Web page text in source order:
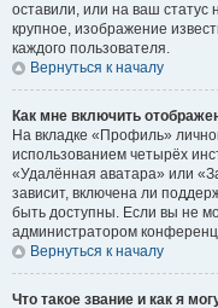
оставили, или на ваш
крупное, изображение
каждого пользователя.
Вернуться к началу
Как мне включить
На вкладке «Профиль»
использованием четырёх
«Удалённая аватара» или
зависит, включена ли
быть доступны. Если вы не
администратором
Вернуться к началу
Что такое звание и как я